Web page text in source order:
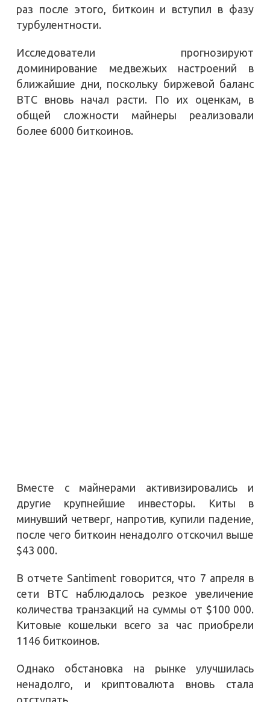
раз после этого, биткоин и вступил в фазу
турбулентности.
Исследователи прогнозируют
доминирование медвежьих настроений в
ближайшие дни, поскольку биржевой баланс
BTC вновь начал расти. По их оценкам, в
общей сложности майнеры реализовали
более 6000 биткоинов.
Вместе с майнерами активизировались и
другие крупнейшие инвесторы. Киты в
минувший четверг, напротив, купили падение,
после чего биткоин ненадолго отскочил выше
$43 000.
В отчете Santiment говорится, что 7 апреля в
сети BTC наблюдалось резкое увеличение
количества транзакций на суммы от $100 000.
Китовые кошельки всего за час приобрели
1146 биткоинов.
Однако обстановка на рынке улучшилась
ненадолго, и криптовалюта вновь стала
отступать.